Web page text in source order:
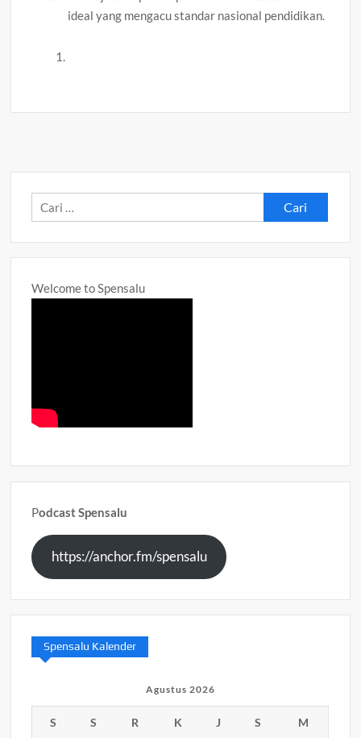
ideal yang mengacu standar nasional pendidikan.
Cari
untuk:
Welcome to Spensalu
Podcast Spensalu
https://anchor.fm/spensalu
Spensalu Kalender
Agustus 2026
S S R K J S M